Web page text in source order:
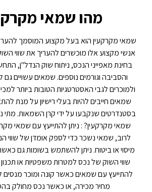
מהו שמאי
שמאי מקרקעין הוא בעל מקצוע המוסמך
אנשי מקצוע אלו מוכשרים להעריך את שווי
בחינת מאפייני הנכס, ניתוח שוק הנדל"ן,
והסביבה וגורמים נוספים. שמאים עשויים גם
ולמוכרים לגבי האסטרטגיות הטובות ביותר
שמאים חייבים להיות בעלי רישיון על מנת
בסטנדרטים שנקבעו על ידי קרן השמאות. מתי
שמאי מקרקעין? : ניתן להתייעץ עם שמאי
לרוב, שמאי נשכר כדי לספק אומדן של שווי
מיסוי או ביטוח. ניתן להשתמש בשומות גם
שווי השוק של נכס למטרות משפטיות או תכנון
להתייעץ עם שמאים כאשר קונה ומוכר
מחיר מכירה, או כאשר נכס מחולק